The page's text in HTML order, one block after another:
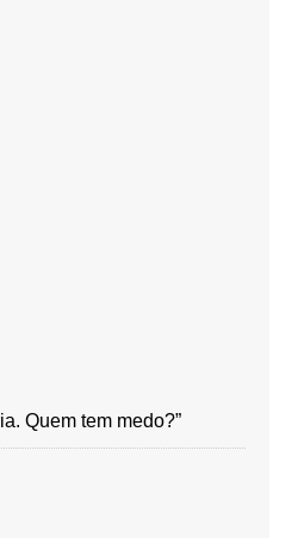
Quem tem medo?”